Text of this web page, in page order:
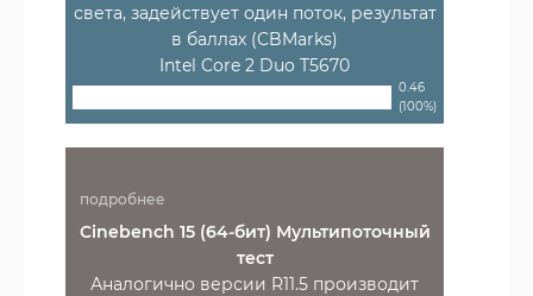
света, задействует один поток, результат
в баллах (CBMarks)
Intel Core 2 Duo T5670
0.46
(100%)
подробнее
Cinebench 15 (64-бит) Мультипоточный
тест
Аналогично версии R11.5 производит